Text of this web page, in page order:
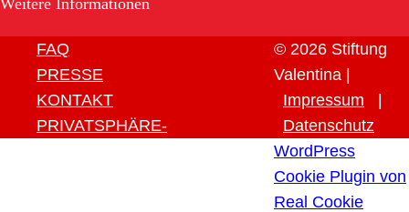
FAQ
PRESSE
KONTAKT
PRIVATSPHÄRE-
© 2026 Stiftung
Valentina |
Impressum
|
Datenschutz
WordPress
Cookie Plugin von
Real Cookie